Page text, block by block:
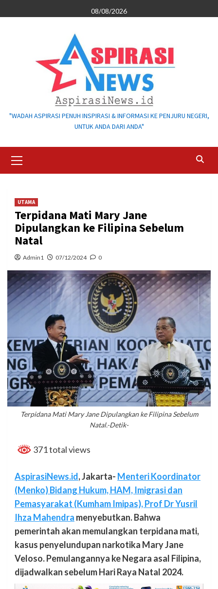
to
08/08/2026
"WADAH ASPIRASI PENUH INSPIRASI & INFORMASI KE PENJURU NEGERI,
UNTUK ANDA DARI ANDA"
Menu
UTAMA
Terpidana Mati Mary Jane
Dipulangkan ke Filipina Sebelum
Natal
Admin1 07/12/2024 0
Terpidana Mati Mary Jane Dipulangkan ke Filipina Sebelum
Natal.-Detik-
371 total views
AspirasiNews.id, Jakarta- Menteri Koordinator
(Menko) Bidang Hukum, HAM, Imigrasi dan
Pemasyarakat (Kumham Imipas), Prof Dr Yusril
Ihza Mahendra menyebutkan. Bahwa
pemerintah akan memulangkan terpidana mati,
kasus penyelundupan narkotika Mary Jane
Veloso. Pemulangannya ke Negara asal Filipina,
dijadwalkan sebelum Hari Raya Natal 2024.